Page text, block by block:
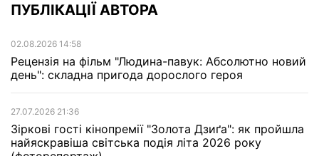
ПУБЛІКАЦІЇ АВТОРА
02.08.2026 14:58
Рецензія на фільм "Людина-павук: Абсолютно новий
день": складна пригода дорослого героя
27.07.2026 21:36
Зіркові гості кінопремії "Золота Дзиґа": як пройшла
найяскравіша світська подія літа 2026 року